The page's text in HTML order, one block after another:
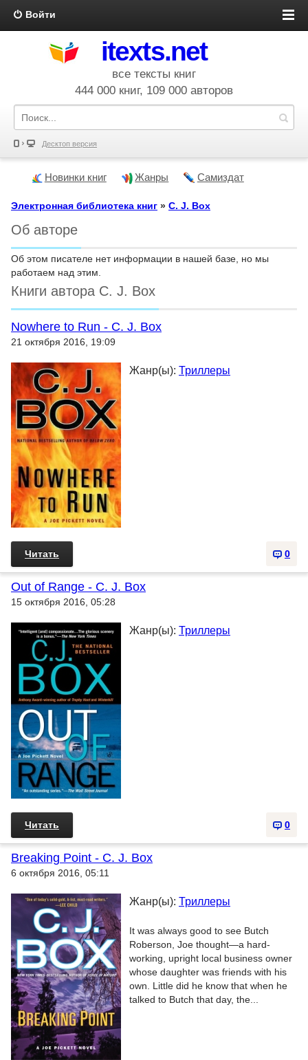
Войти
itexts.net
все тексты книг
444 000 книг, 109 000 авторов
Десктоп версия
Новинки книг Жанры Самиздат
Электронная библиотека книг » C. J. Box
Об авторе
Об этом писателе нет информации в нашей базе, но мы
работаем над этим.
Книги автора C. J. Box
Nowhere to Run - C. J. Box
21 октября 2016, 19:09
Жанр(ы): Триллеры
0
Читать
Out of Range - C. J. Box
15 октября 2016, 05:28
Жанр(ы): Триллеры
0
Читать
Breaking Point - C. J. Box
6 октября 2016, 05:11
Жанр(ы): Триллеры
It was always good to see Butch
Roberson, Joe thought—a hard-
working, upright local business owner
whose daughter was friends with his
own. Little did he know that when he
talked to Butch that day, the...